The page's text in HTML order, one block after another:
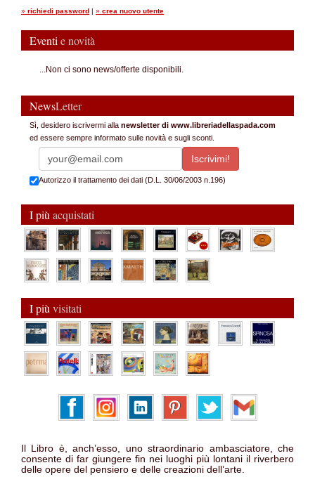
» richiedi password | » crea nuovo utente
Eventi e novità
...Non ci sono news/offerte disponibili.
NewsLetter
Sì, desidero iscrivermi alla newsletter di www.libreriadellaspada.com
ed essere sempre informato sulle novità e sugli sconti.
Autorizzo il trattamento dei dati (D.L. 30/06/2003 n.196)
I più acquistati
I più visitati
Il Libro è, anch’esso, uno straordinario ambasciatore, che
consente di far giungere fin nei luoghi più lontani il riverbero
delle opere del pensiero e delle creazioni dell’arte.